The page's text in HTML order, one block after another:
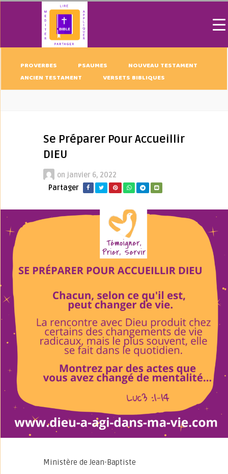
PROVERBES PSAUMES
NOUVEAU TESTAMENT
ANCIEN TESTAMENT
VERSETS BIBLIQUES
Se Préparer Pour Accueillir
DIEU
on janvier 6, 2022
Partager
Ministère de Jean-Baptiste